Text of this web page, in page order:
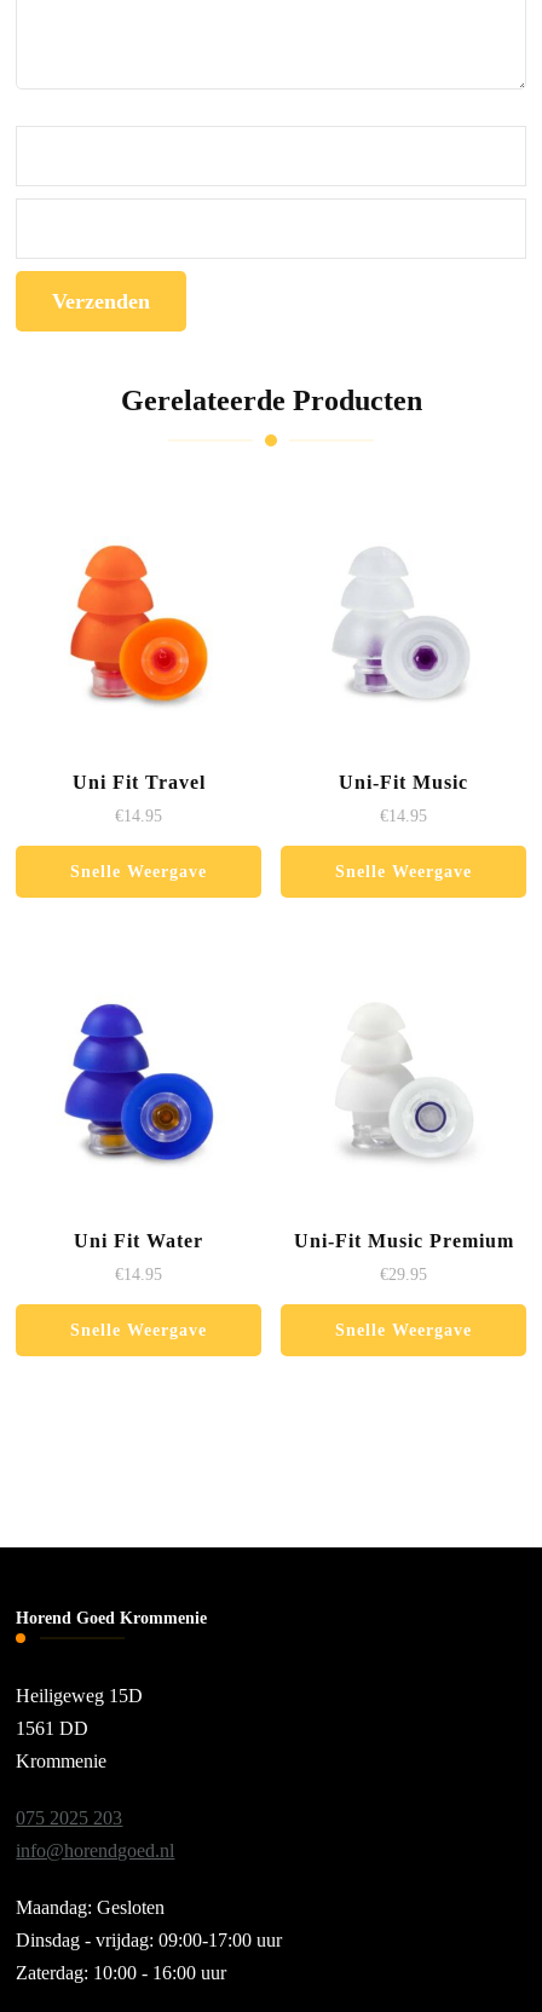
Gerelateerde Producten
Uni Fit Travel
€14.95
Snelle Weergave
Uni-Fit Music
€14.95
Snelle Weergave
Uni Fit Water
€14.95
Snelle Weergave
Uni-Fit Music Premium
€29.95
Snelle Weergave
Horend Goed Krommenie
Heiligeweg 15D
1561 DD
Krommenie
075 2025 203
info@horendgoed.nl
Maandag: Gesloten
Dinsdag - vrijdag: 09:00-17:00 uur
Zaterdag: 10:00 - 16:00 uur